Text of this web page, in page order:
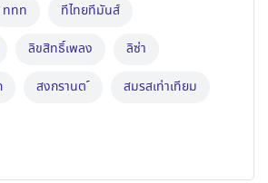
ททท ทีไทยทีมันส์
ลิขสิทธิ์เพลง ลิซ่า
สงกรานต ์ สมรสเท่าเทียม